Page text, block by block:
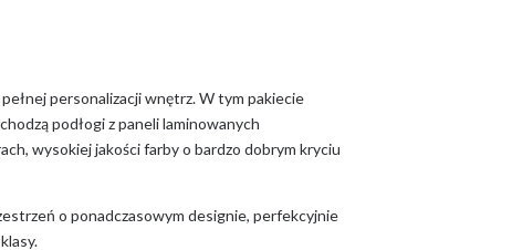
personalizacji wnętrz. W tym pakiecie
podłogi z paneli laminowanych
wysokiej jakości farby o bardzo dobrym kryciu
o ponadczasowym designie, perfekcyjnie